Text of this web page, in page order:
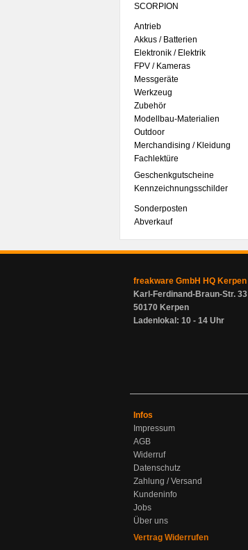
SCORPION
Antrieb
Akkus / Batterien
Elektronik / Elektrik
FPV / Kameras
Messgeräte
Werkzeug
Zubehör
Modellbau-Materialien
Outdoor
Merchandising / Kleidung
Fachlektüre
Geschenkgutscheine
Kennzeichnungsschilder
Sonderposten
Abverkauf
freakware GmbH HQ Kerpen
Karl-Ferdinand-Braun-Str. 33
50170 Kerpen
Ladenlokal: 10 - 14 Uhr
Infos
Impressum
AGB
Widerruf
Datenschutz
Zahlung / Versand
Kundeninfo
Jobs
Über uns
Vertrag Widerrufen